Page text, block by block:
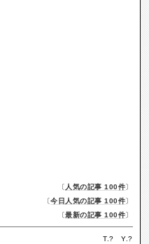
〔 人気の記事 100件〕
〔今日人気の記事 100件〕
〔最新の記事 100件〕
T.? Y.?